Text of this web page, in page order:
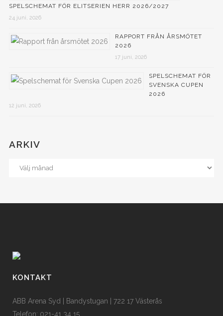
SPELSCHEMAT FÖR ELITSERIEN HERR 2026/2027
24 juni, 2026
RAPPORT FRÅN ÅRSMÖTET
2026
17 juni, 2026
SPELSCHEMAT FÖR
SVENSKA CUPEN
2026
12 juni, 2026
ARKIV
KONTAKT
ABB Arena Syd | Bandystugan | 722 17 Västerås
Telefon: 021-41 34 15